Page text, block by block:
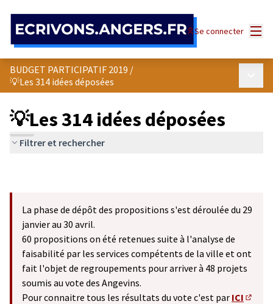
Se connecter
BUDGET PARTICIPATIF 2019 /
💡Les 314 idées déposées
💡Les 314 idées déposées
Filtrer et rechercher
La phase de dépôt des propositions s'est déroulée du 29
janvier au 30 avril.
60 propositions on été retenues suite à l'analyse de
faisabilité par les services compétents de la ville et ont
fait l'objet de regroupements pour arriver à 48 projets
soumis au vote des Angevins.
Pour connaitre tous les résultats du vote c'est par ICI